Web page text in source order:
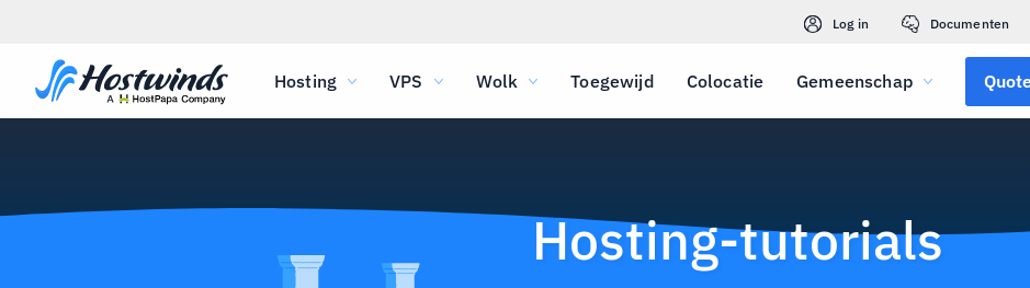
Log in Documenten
Hosting VPS Wolk Toegewijd Colocatie Gemeenschap
Hosting-tutorials